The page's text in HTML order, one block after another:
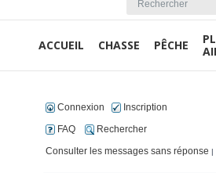
ACCUEIL CHASSE PÊCHE
Connexion
Inscription
FAQ
Rechercher
Consulter les messages sans réponse |